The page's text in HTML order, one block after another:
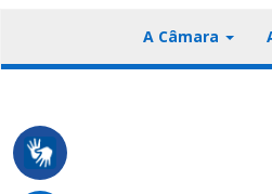
A Câmara